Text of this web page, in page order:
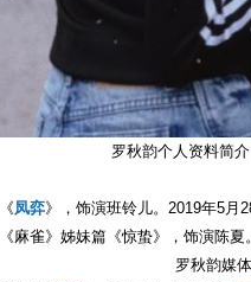
罗秋韵个人资料简
凤弈》，饰演班铃儿。2019年5月
麻雀》姊妹篇《惊蛰》，饰演陈夏。
罗秋韵媒